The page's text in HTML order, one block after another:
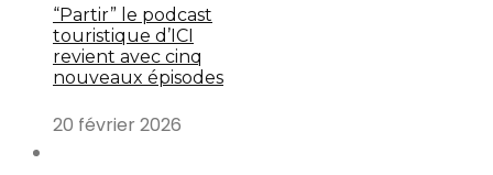
“Partir” le podcast
touristique d’ICI
revient avec cinq
nouveaux épisodes
20 février 2026